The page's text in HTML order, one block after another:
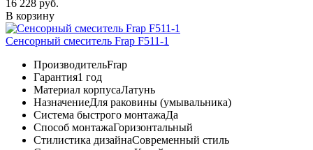
16 228 руб.
В корзину
Сенсорный смеситель Frap F511-1
ПроизводительFrap
Гарантия1 год
Материал корпусаЛатунь
НазначениеДля раковины (умывальника)
Система быстрого монтажаДа
Способ монтажаГоризонтальный
Стилистика дизайнаСовременный стиль